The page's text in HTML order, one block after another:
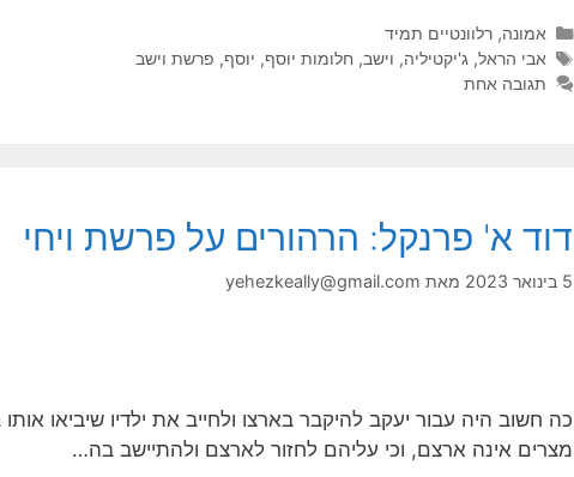
קטגוריות
אמונה, רלוונטיים תמיד
תגיות
אבי הראל, ג'יקטיליה, וישב, חלומות יוסף, יוסף, פרשת וישב
תגובה אחת
דוד א' פרנקל: הרהורים על פרשת ויחי
5 בינואר 2023 מאת yehezkeally@gmail.com
כה חשוב היה עבור יעקב להיקבר בארצו ולחייב את ילדיו שיביאו
מצרים אינה ארצם, וכי עליהם לחזור לארצם ולהתיישב בה…